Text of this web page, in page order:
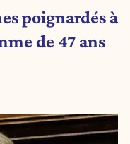
poignardés à
de 47 ans